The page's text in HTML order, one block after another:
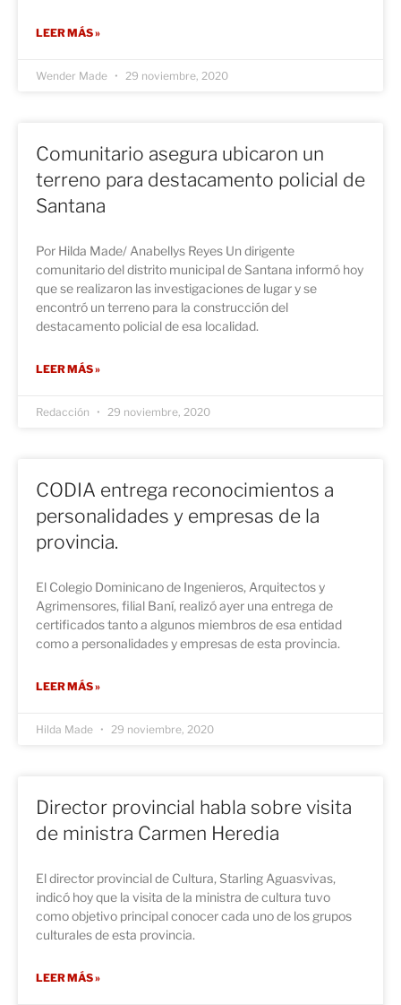
LEER MÁS »
Wender Made 29 noviembre, 2020
Comunitario asegura ubicaron un
terreno para destacamento policial de
Santana
Por Hilda Made/ Anabellys Reyes Un dirigente
comunitario del distrito municipal de Santana informó hoy
que se realizaron las investigaciones de lugar y se
encontró un terreno para la construcción del
destacamento policial de esa localidad.
LEER MÁS »
Redacción 29 noviembre, 2020
CODIA entrega reconocimientos a
personalidades y empresas de la
provincia.
El Colegio Dominicano de Ingenieros, Arquitectos y
Agrimensores, filial Baní, realizó ayer una entrega de
certificados tanto a algunos miembros de esa entidad
como a personalidades y empresas de esta provincia.
LEER MÁS »
Hilda Made 29 noviembre, 2020
Director provincial habla sobre visita
de ministra Carmen Heredia
El director provincial de Cultura, Starling Aguasvivas,
indicó hoy que la visita de la ministra de cultura tuvo
como objetivo principal conocer cada uno de los grupos
culturales de esta provincia.
LEER MÁS »